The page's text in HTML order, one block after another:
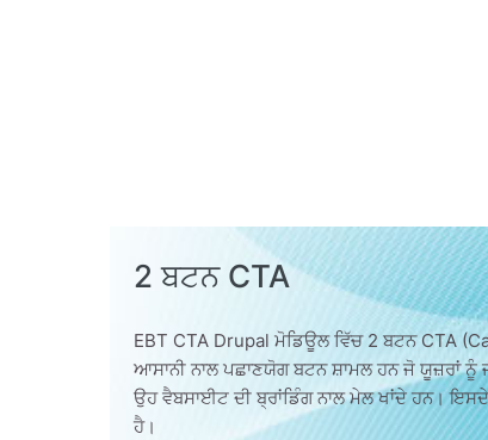
2 ਬਟਨ CTA
EBT CTA Drupal ਮੋਡਿਊਲ ਵਿੱਚ 2 ਬਟਨ CTA
ਆਸਾਨੀ ਨਾਲ ਪਛਾਣਯੋਗ ਬਟਨ ਸ਼ਾਮਲ ਹਨ ਜੋ ਯੂਜ਼ਰਾਂ
ਉਹ ਵੈਬਸਾਈਟ ਦੀ ਬ੍ਰਾਂਡਿੰਗ ਨਾਲ ਮੇਲ ਖਾਂਦੇ ਹਨ।
ਹੈ।